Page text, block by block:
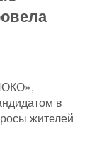
в
жителей